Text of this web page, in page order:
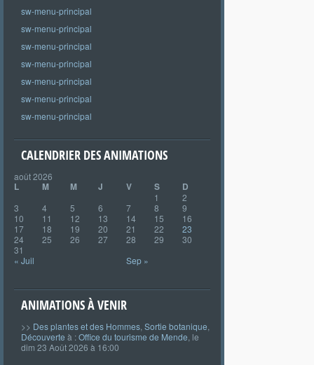
sw-menu-principal
sw-menu-principal
sw-menu-principal
sw-menu-principal
sw-menu-principal
sw-menu-principal
sw-menu-principal
CALENDRIER DES ANIMATIONS
août 2026
L M M J V S D
1
2
3
4 5 6 7 8
9
10
11 12 13 14 15
16
17
18 19 20 21 22
23
24
25 26 27 28 29
30
31
« Juil
Sep »
ANIMATIONS À VENIR
>> Des plantes et des Hommes Sortie botanique
Découverte à :Office du tourisme de Mende , le
dim 23 Août 2026 à 16:00